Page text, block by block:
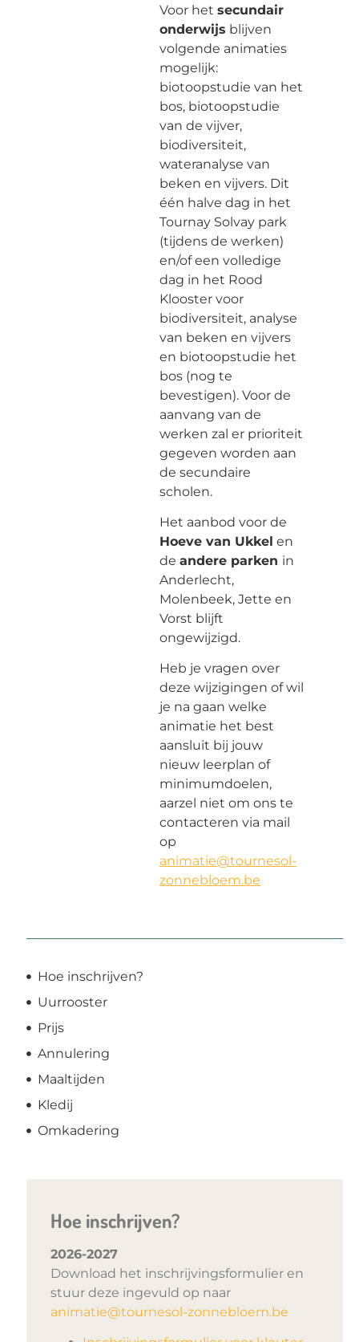
Voor het secundair
onderwijs blijven
volgende animaties
mogelijk:
biotoopstudie van het
bos, biotoopstudie
van de vijver,
biodiversiteit,
wateranalyse van
beken en vijvers. Dit
één halve dag in het
Tournay Solvay park
(tijdens de werken)
en/of een volledige
dag in het Rood
Klooster voor
biodiversiteit, analyse
van beken en vijvers
en biotoopstudie het
bos (nog te
bevestigen). Voor de
aanvang van de
werken zal er prioriteit
gegeven worden aan
de secundaire
scholen.
Het aanbod voor de
Hoeve van Ukkel en
de andere parken in
Anderlecht,
Molenbeek, Jette en
Vorst blijft
ongewijzigd.
Heb je vragen over
deze wijzigingen of wil
je na gaan welke
animatie het best
aansluit bij jouw
nieuw leerplan of
minimumdoelen,
aarzel niet om ons te
contacteren via mail
op
animatie@tournesol-
zonnebloem.be
Hoe inschrijven?
Uurrooster
Prijs
Annulering
Maaltijden
Kledij
Omkadering
Hoe inschrijven?
2026-2027
Download het inschrijvingsformulier en
stuur deze ingevuld op naar
animatie@tournesol-zonnebloem.be